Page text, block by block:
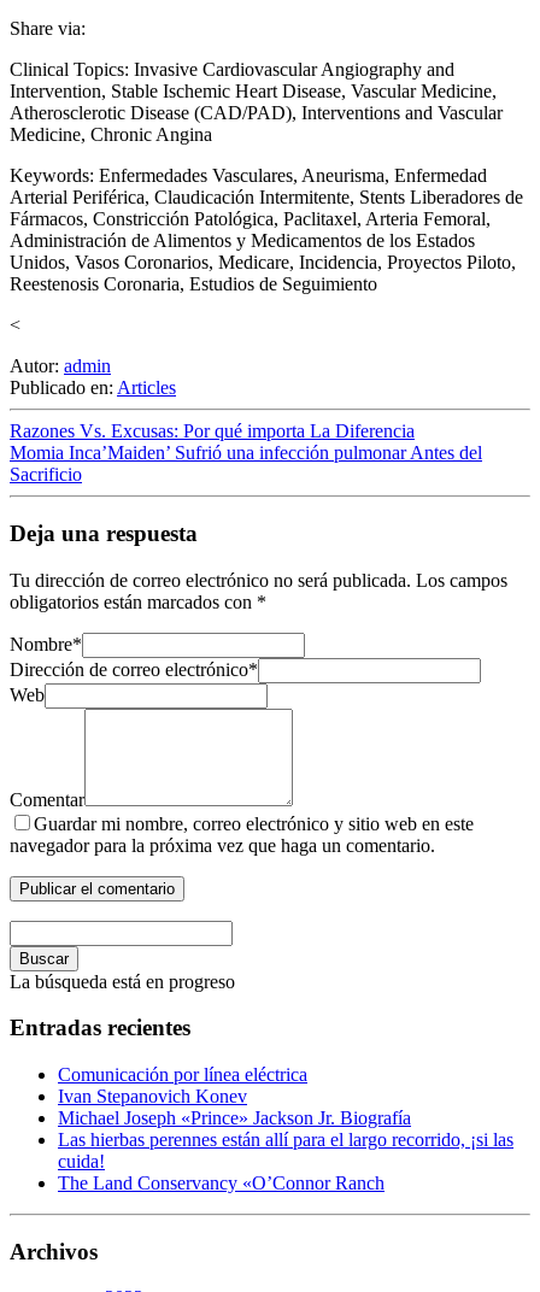
Share via:
Clinical Topics: Invasive Cardiovascular Angiography and
Intervention, Stable Ischemic Heart Disease, Vascular Medicine,
Atherosclerotic Disease (CAD/PAD), Interventions and Vascular
Medicine, Chronic Angina
Keywords: Enfermedades Vasculares, Aneurisma, Enfermedad
Arterial Periférica, Claudicación Intermitente, Stents Liberadores de
Fármacos, Constricción Patológica, Paclitaxel, Arteria Femoral,
Administración de Alimentos y Medicamentos de los Estados
Unidos, Vasos Coronarios, Medicare, Incidencia, Proyectos Piloto,
Reestenosis Coronaria, Estudios de Seguimiento
<
Autor: admin
Publicado en: Articles
Razones Vs. Excusas: Por qué importa La Diferencia
Momia Inca’Maiden’ Sufrió una infección pulmonar Antes del
Sacrificio
Deja una respuesta
Tu dirección de correo electrónico no será publicada. Los campos
obligatorios están marcados con *
Nombre*
Dirección de correo electrónico*
Web
Comentar
Guardar mi nombre, correo electrónico y sitio web en este
navegador para la próxima vez que haga un comentario.
Buscar
La búsqueda está en progreso
Entradas recientes
Comunicación por línea eléctrica
Ivan Stepanovich Konev
Michael Joseph «Prince» Jackson Jr. Biografía
Las hierbas perennes están allí para el largo recorrido, ¡si las
cuida!
The Land Conservancy «O’Connor Ranch
Archivos